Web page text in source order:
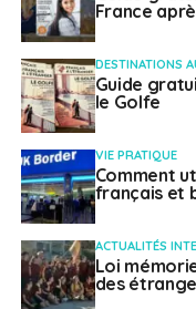
récents signalent
important que chez
> Zoopla
Contrairement à
immobilier
location de maisons
l’un des leaders du
fort reste leurs outils
les quartiers (prix
locales), très utiles
France
DESTINATIONS
Guide
le Golfe
VIE PRATIQUE
Comment
français et
ACTUALITÉS
Loi
des